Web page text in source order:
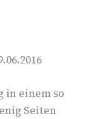
einem so
Seiten